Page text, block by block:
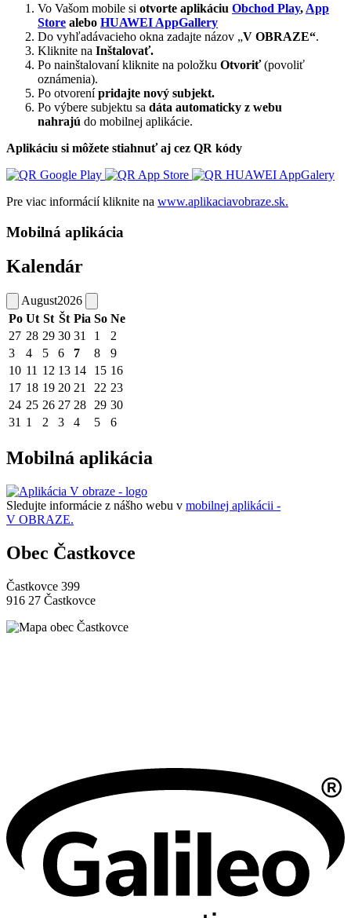
Vo Vašom mobile si otvorte aplikáciu Obchod Play, App
Store alebo HUAWEI AppGallery
Do vyhľadávacieho okna zadajte názov „V OBRAZE“.
Kliknite na Inštalovať.
Po nainštalovaní kliknite na položku Otvoriť(povoliť
oznámenia).
Po otvorenípridajte nový subjekt.
Po výbere subjektu sa dáta automaticky z webu
nahrajú do mobilnej aplikácie.
Aplikáciu si môžete stiahnuť aj cez QR kódy
Pre viac informácií kliknite na www.aplikaciavobraze.sk.
Mobilná aplikácia
Kalendár
August2026
Po Ut St Št Pia So Ne
27 28 29 30 31 1
2
3
4 5 6 7 8
9
10 11 12 13 14 15 16
17 18 19 20 21 22 23
24 25 26 27 28 29 30
31 1 2 3 4 5 6
Mobilná aplikácia
Sledujte informácie z nášho webu v mobilnej aplikácii -
V OBRAZE.
Obec Častkovce
Častkovce 399
916 27 Častkovce